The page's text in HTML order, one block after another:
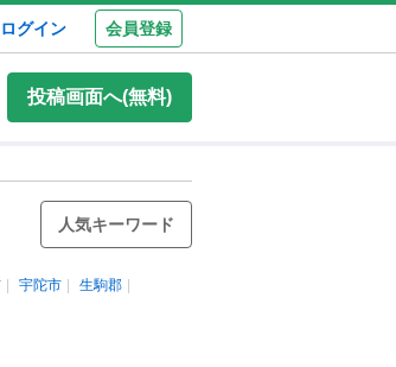
ログイン 会員登録
投稿画面へ(無料)
人気キーワード
宇陀市
生駒郡